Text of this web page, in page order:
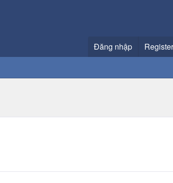
Đăng nhập